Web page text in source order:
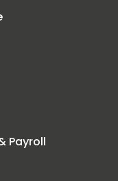
Payroll